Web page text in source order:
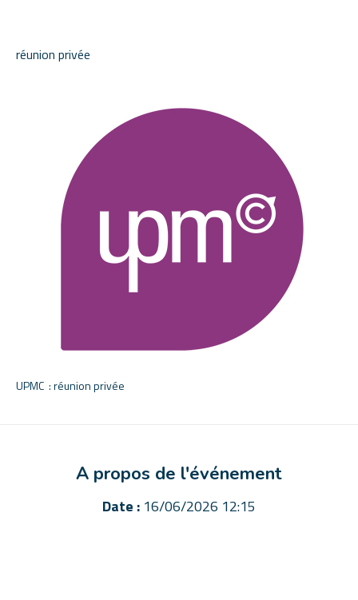
réunion privée
UPMC : réunion privée
A propos de l'événement
Date : 16/06/2026 12:15